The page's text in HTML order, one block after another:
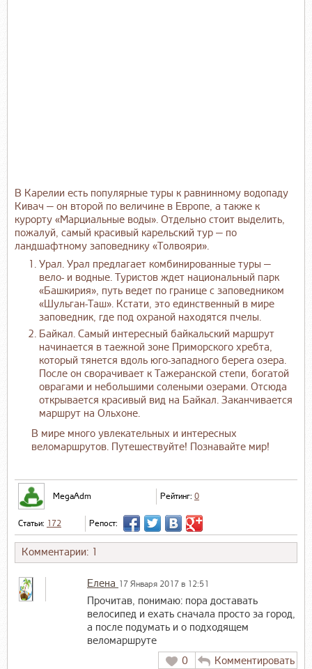
В Карелии есть популярные туры к равнинному водопаду
Кивач — он второй по величине в Европе, а также к
курорту «Марциальные воды». Отдельно стоит выделить,
пожалуй, самый красивый карельский тур — по
ландшафтному заповеднику «Толвояри».
Урал. Урал предлагает комбинированные туры —
вело- и водные. Туристов ждет национальный парк
«Башкирия», путь ведет по границе с заповедником
«Шульган-Таш». Кстати, это единственный в мире
заповедник, где под охраной находятся пчелы.
Байкал. Самый интересный байкальский маршрут
начинается в таежной зоне Приморского хребта,
который тянется вдоль юго-западного берега озера.
После он сворачивает к Тажеранской степи, богатой
оврагами и небольшими солеными озерами. Отсюда
открывается красивый вид на Байкал. Заканчивается
маршрут на Ольхоне.
В мире много увлекательных и интересных
веломаршрутов. Путешествуйте! Познавайте мир!
MegaAdm Рейтинг: 0
Статьи: 172 Репост:
Комментарии: 1
Елена 17 Января 2017 в 12:51
Прочитав, понимаю: пора доставать
велосипед и ехать сначала просто за город,
а после подумать и о подходящем
веломаршруте
0
Комментировать